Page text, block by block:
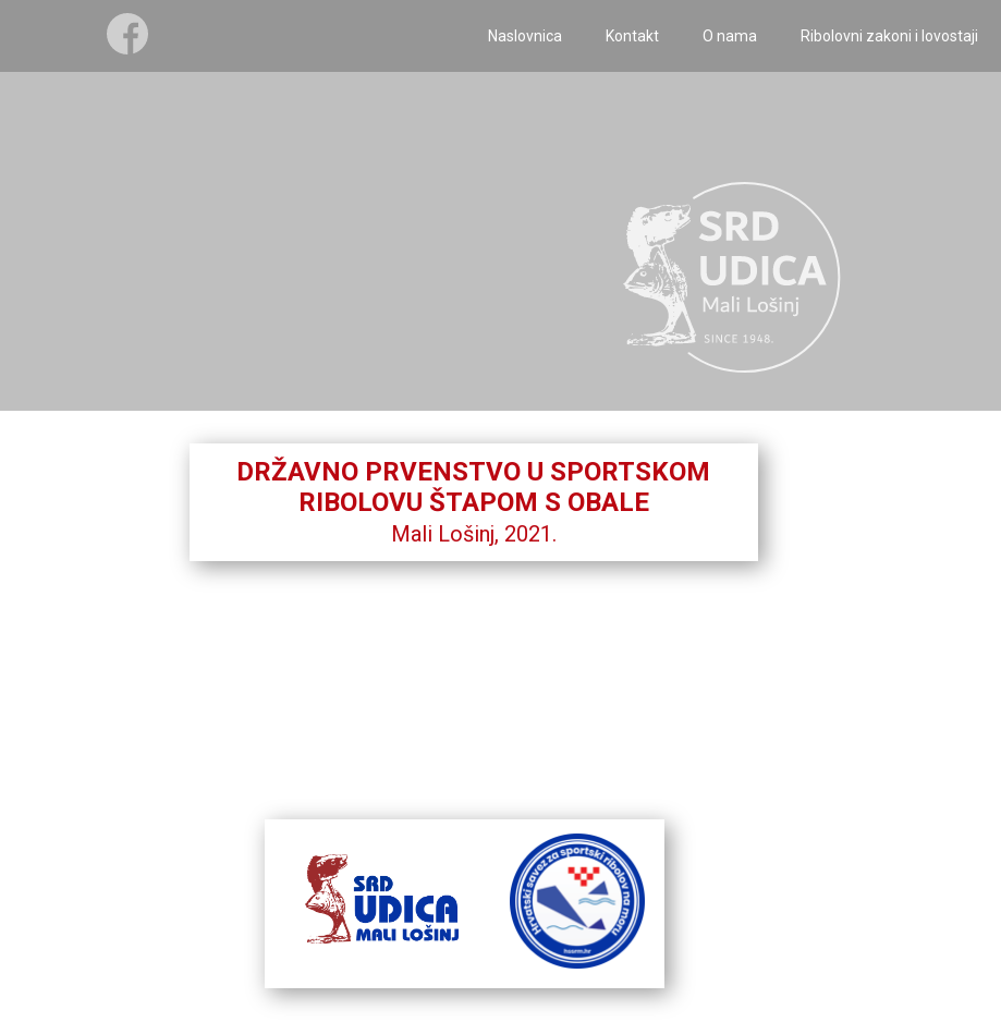
Naslovnica Kontakt O nama Ribolovni zakoni i lovostaji
DRŽAVNO PRVENSTVO U SPORTSKOM
RIBOLOVU ŠTAPOM S OBALE
Mali Lošinj, 2021.